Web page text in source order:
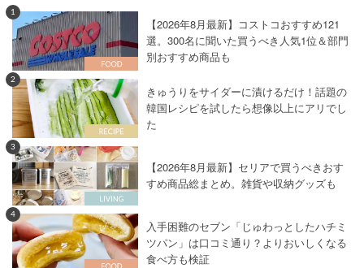
1
【2026年8月最新】コストコおすすめ121
選。300名に聞いた買うべき人気1位＆部門
別おすすめ商品も
2
きゅうりをサイダーに漬けるだけ！話題の
韓国レシピを試したら想像以上にアリでし
た
3
【2026年8月最新】セリアで買うべきおす
すめ商品総まとめ。雑貨や収納グッズも
4
入手困難のセブン「じゅわっとしたハチミ
ツパン」は口コミ通り？よりおいしくなる
食べ方も検証